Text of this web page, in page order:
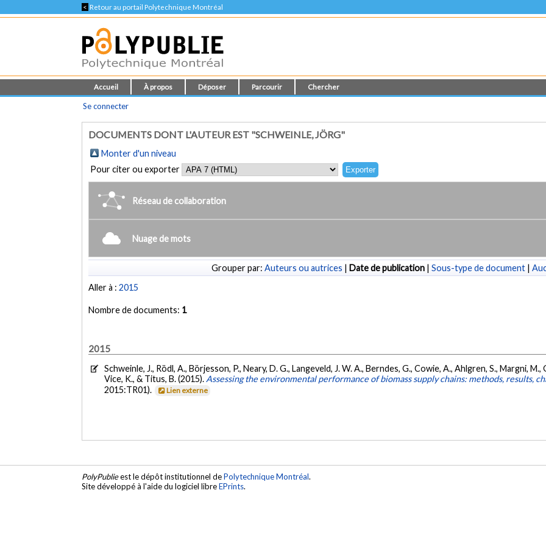
< Retour au portail Polytechnique Montréal
Accueil À propos Déposer Parcourir Chercher
Se connecter
DOCUMENTS DONT L'AUTEUR EST "SCHWEINLE, JÖRG"
Monter d'un niveau
Pour citer ou exporter
Réseau de collaboration
Nuage de mots
Grouper par: Auteurs ou autrices | Date de publication | Sous-type de document |
Aller à :2015
Nombre de documents: 1
2015
Schweinle, J., Rödl, A., Börjesson, P., Neary, D. G., Langeveld, J. W. A., Berndes, G., Cowie, A., Ahlgren, S., Margni,
Vice, K., & Titus, B. (2015). Assessing the environmental performance of biomass supply chains: methods, results,
2015:TR01).
Lien externe
PolyPublieest le dépôt institutionnel dePolytechnique Montréal.
Site développé à l'aide du logiciel libreEPrints.